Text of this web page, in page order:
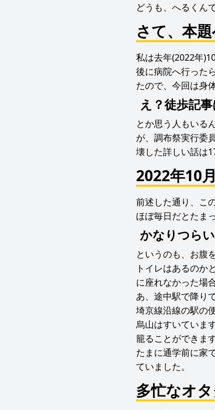
どうも、へるくん
さて、本
私は去年(2022年
後に病院へ行った
たので、今回は身
え？徒歩記事
とか思う人もいる
が、調布祭実行委
壊した詳しい話は
2022年10
前述した通り、こ
ほぼ毎日だとたま
かなりつらい
というのも、お腹
トイレはあるのか
に座れなかった場
あ、途中駅で降り
埼京線沿線の駅の
烏山はすいていま
籠ることができま
たまに通学前に家
ていました。
多忙なオ